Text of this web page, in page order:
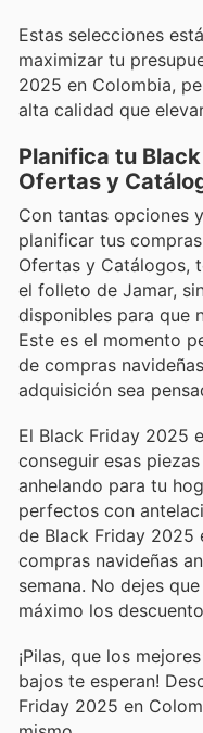
Estas selecciones
maximizar tu
2025 en Colombia,
alta calidad que
Planifica tu
Ofertas y
Con tantas opciones
planificar tus
Ofertas y Catálogos,
el folleto de Jamar,
disponibles para que
Este es el momento
de compras
adquisición sea
El Black Friday 2025
conseguir esas
anhelando para tu
perfectos con
de Black Friday 2025
compras navideñas
semana. No dejes
máximo los
¡Pilas, que los
bajos te esperan!
Friday 2025 en